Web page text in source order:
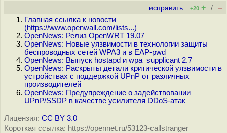
исправить +20 + / –
Главная ссылка к новости
(https://www.openwall.com/lists...)
OpenNews: Релиз OpenWRT 19.07
OpenNews: Новые уязвимости в технологии защиты
беспроводных сетей WPA3 и в EAP-pwd
OpenNews: Выпуск hostapd и wpa_supplicant 2.7
OpenNews: Раскрыты детали критической уязвимости в
устройствах с поддержкой UPnP от различных
производителей
OpenNews: Предупреждение о задействовании
UPnP/SSDP в качестве усилителя DDoS-атак
Лицензия: CC BY 3.0
Короткая ссылка: https://opennet.ru/53123-callstranger